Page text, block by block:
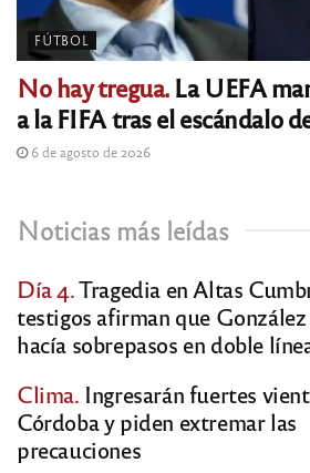
FÚTBOL
No hay tregua.La UEFA
a la FIFA tras el escándalo
6 de agosto de 2026
Noticias más leídas
Día 4.Tragedia en Altas
testigos afirman que González
hacía sobrepasos en doble
Clima. Ingresarán fuertes
Córdoba y piden extremar las
precauciones